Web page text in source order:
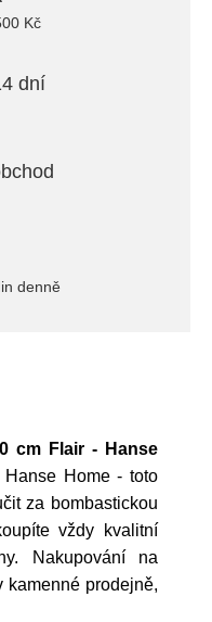
Kč
dní
denně
cm Flair - Hanse
Hanse Home- toto
za bombastickou
vždy kvalitní
Nakupování na
kamenné prodejně,